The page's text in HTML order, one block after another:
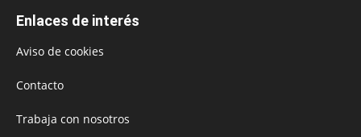
Enlaces de interés
Aviso de cookies
Contacto
Trabaja con nosotros